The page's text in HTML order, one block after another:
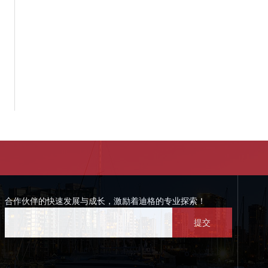
合作伙伴的快速发展与成长，激励着迪格的专业探索！